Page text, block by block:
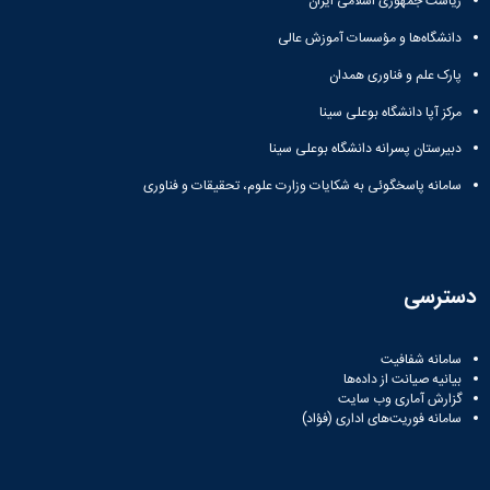
رهبری
تماس
دانشگاه
عمومی
آدرس
دانشکده‌ها
آموزش
کارکنان
تقویم
آموزشی
نظامنامه
اخلاق
آموزش
دانش‌آموختگان
آزمایشگاه
باستان
شناسی
آزمایشگاه
هوش
ربات
و
آزمایشگاه
و
اسناد
پایان
نامه
و
و
حسابداری
صنایع
غذایی
بهار
مجتمع
آموزش
عالی
زمین
چمن
سالن‌های
ورزشی
تفریحی-
سیاحتی
باغ
دانشگاه
موزه
دانشگاه
(محمد)
دانشگاه‌ها و مؤسسات آموزش عالی
پارک علم و فناوری همدان
مرکز آپا دانشگاه بوعلی سینا
دبیرستان پسرانه دانشگاه بوعلی سینا
سامانه پاسخگوئی به شکایات وزارت علوم، تحقیقات و فناوری
دسترسی
سامانه شفافیت
بیانیه صیانت از داده‌ها
گزارش آماری وب‌ سایت
سامانه فوریت‌های اداری (فؤاد)